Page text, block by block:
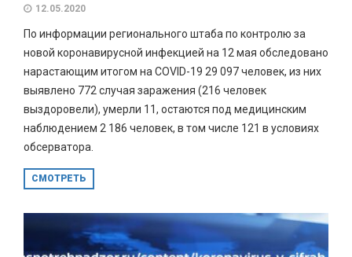
12.05.2020
По информации регионального штаба по контролю за
новой коронавирусной инфекцией на 12 мая обследовано
нарастающим итогом на COVID-19 29 097 человек, из них
выявлено 772 случая заражения (216 человек
выздоровели), умерли 11, остаются под медицинским
наблюдением 2 186 человек, в том числе 121 в условиях
обсерватора.
СМОТРЕТЬ